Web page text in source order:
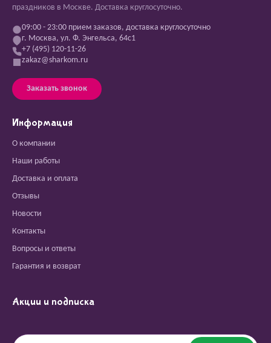
праздников в Москве. Доставка круглосуточно.
09:00 - 23:00 прием заказов, доставка круглосуточно
г. Москва, ул. Ф. Энгельса, 64с1
+7 (495) 120-11-26
zakaz@sharkom.ru
Заказать звонок
Информация
О компании
Наши работы
Доставка и оплата
Отзывы
Новости
Контакты
Вопросы и ответы
Гарантия и возврат
Акции и подписка